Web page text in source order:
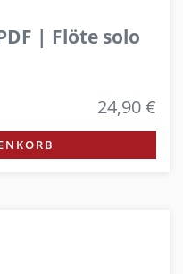
| Flöte solo
24,90 €